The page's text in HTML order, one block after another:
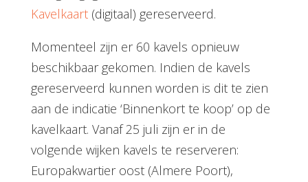
Kavelkaart(digitaal) gereserveerd.
Momenteel zijn er 60 kavels opnieuw
beschikbaar gekomen. Indien de kavels
gereserveerd kunnen worden is dit te zien
aan de indicatie ‘Binnenkort te koop’ op de
kavelkaart. Vanaf 25 juli zijn er in de
volgende wijken kavels te reserveren:
Europakwartier oost (Almere Poort),